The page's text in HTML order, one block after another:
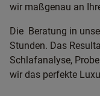
wir maßgenau an
Die Beratung in
Stunden. Das
Schlafanalyse,
wir das perfekte